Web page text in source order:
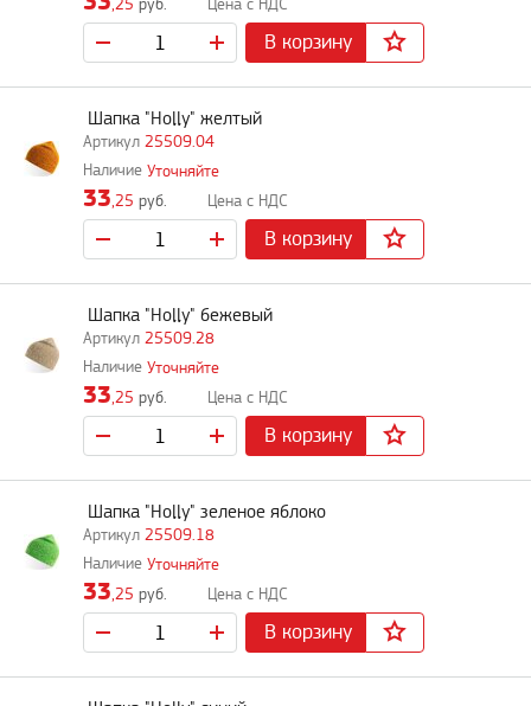
,25 руб.
В корзину
25509.04
Шапка "Holly" желтый
Уточняйте
33,25 руб.
В корзину
25509.28
Шапка "Holly" бежевый
Уточняйте
33,25 руб.
В корзину
25509.18
Шапка "Holly" зеленое яблоко
Уточняйте
33,25 руб.
В корзину